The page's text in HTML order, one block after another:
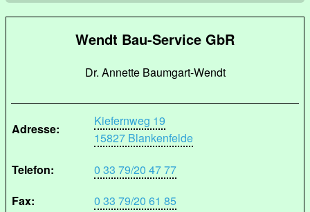
Wendt Bau-Service GbR
Dr. Annette Baumgart-Wendt
Adresse:
Kiefernweg 19
15827 Blankenfelde
Telefon:
0 33 79/20 47 77
Fax:
0 33 79/20 61 85